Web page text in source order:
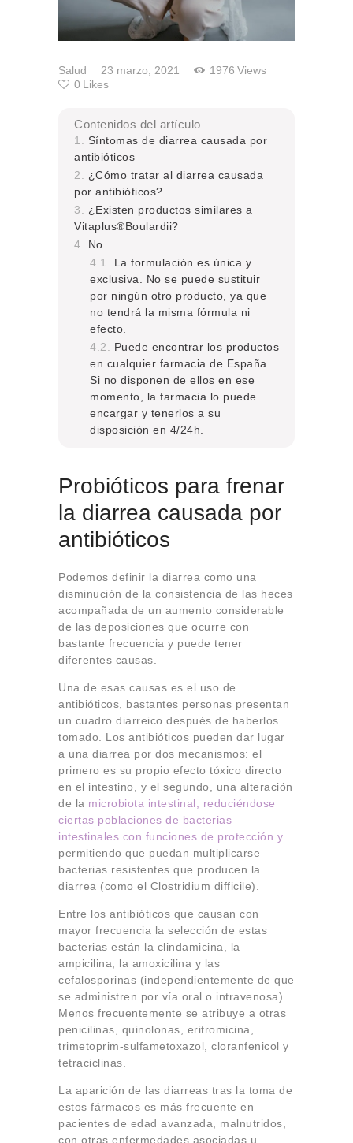
Salud 23 marzo, 2021 1976 Views
0 Likes
Contenidos del artículo
Síntomas de diarrea causada por
antibióticos
¿Cómo tratar al diarrea causada
por antibióticos?
¿Existen productos similares a
Vitaplus®Boulardii?
No
La formulación es única y
exclusiva. No se puede sustituir
por ningún otro producto, ya que
no tendrá la misma fórmula ni
efecto.
Puede encontrar los productos
en cualquier farmacia de España.
Si no disponen de ellos en ese
momento, la farmacia lo puede
encargar y tenerlos a su
disposición en 4/24h.
Probióticos para frenar
la diarrea causada por
antibióticos
Podemos definir la diarrea como una
disminución de la consistencia de las heces
acompañada de un aumento considerable
de las deposiciones que ocurre con
bastante frecuencia y puede tener
diferentes causas.
Una de esas causas es el uso de
antibióticos, bastantes personas presentan
un cuadro diarreico después de haberlos
tomado. Los antibióticos pueden dar lugar
a una diarrea por dos mecanismos: el
primero es su propio efecto tóxico directo
en el intestino, y el segundo, una alteración
de la microbiota intestinal, reduciéndose
ciertas poblaciones de bacterias
intestinales con funciones de protección y
permitiendo que puedan multiplicarse
bacterias resistentes que producen la
diarrea (como el Clostridium difficile).
Entre los antibióticos que causan con
mayor frecuencia la selección de estas
bacterias están la clindamicina, la
ampicilina, la amoxicilina y las
cefalosporinas (independientemente de que
se administren por vía oral o intravenosa).
Menos frecuentemente se atribuye a otras
penicilinas, quinolonas, eritromicina,
trimetoprim-sulfametoxazol, cloranfenicol y
tetraciclinas.
La aparición de las diarreas tras la toma de
estos fármacos es más frecuente en
pacientes de edad avanzada, malnutridos,
con otras enfermedades asociadas u